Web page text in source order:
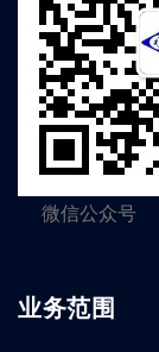
微信公众号
业务范围